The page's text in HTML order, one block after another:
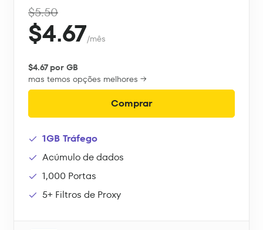
$5.50
$4.67/mês
$4.67 por GB
mas temos opções melhores →
Comprar
1GB Tráfego
Acúmulo de dados
1,000 Portas
5+ Filtros de Proxy